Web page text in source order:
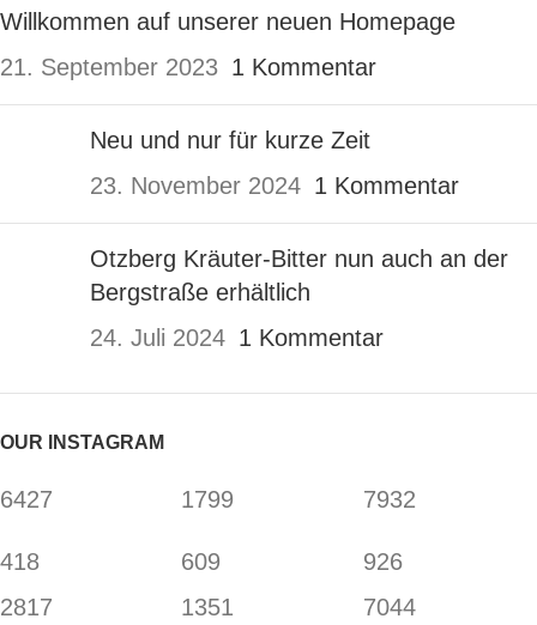
Willkommen auf unserer neuen Homepage
21. September 2023 1 Kommentar
Neu und nur für kurze Zeit
23. November 2024 1 Kommentar
Otzberg Kräuter-Bitter nun auch an der
Bergstraße erhältlich
24. Juli 2024 1 Kommentar
OUR INSTAGRAM
6427
418
1799
609
7932
926
2817
1351 7044